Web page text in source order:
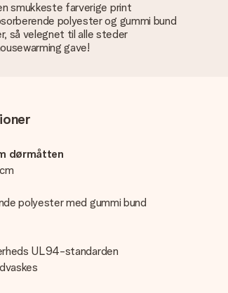
smukkeste farverige print
polyester og gummi bund
så velegnet til alle steder
gave!
dørmåtten
polyester med gummi bund
UL94-standarden